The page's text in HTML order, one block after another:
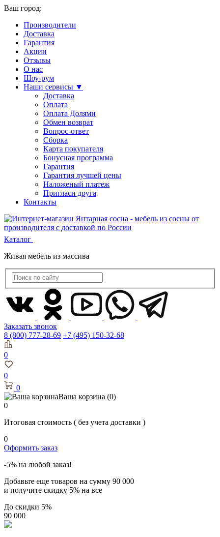
Ваш город:
Производители
Доставка
Гарантия
Акции
Отзывы
О нас
Шоу-рум
Наши сервисы ▼
Доставка
Оплата
Оплата Долями
Обмен возврат
Вопрос-ответ
Сборка
Карта покупателя
Бонусная программа
Гарантия
Гарантия лучшей цены
Наложеный платеж
Пригласи друга
Контакты
Каталог
Живая мебель из массива
Заказать звонок
8 (800) 777-28-69 +7 (495) 150-32-68
0
0
0
Ваша корзина (0)
0
Итоговая стоимость ( без учета доставки )
0
Оформить заказ
-5% на любой заказ!
Добавьте еще товаров на сумму 90 000
и получите скидку 5% на все
До скидки 5%
90 000